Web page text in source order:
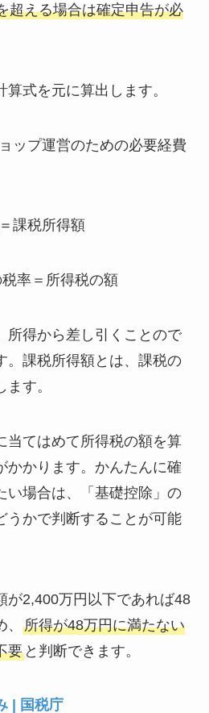
超える場合は確定申告が必
式を元に算出します。
ップ運営のための必要経費
課税所得額
率＝所得税の額
所得から差し引くことので
。課税所得額とは、課税の
す。
当てはめて所得税の額を算
かかります。かんたんに確
い場合は、「基礎控除」の
うかで判断することが可能
が2,400万円以下であれば48
所得が48万円に満たない
要と判断できます。
| 国税庁